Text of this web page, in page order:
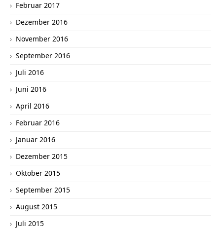
Februar 2017
Dezember 2016
November 2016
September 2016
Juli 2016
Juni 2016
April 2016
Februar 2016
Januar 2016
Dezember 2015
Oktober 2015
September 2015
August 2015
Juli 2015